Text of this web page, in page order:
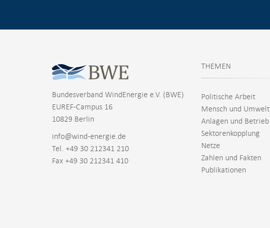
Bundesverband WindEnergie e.V. (BWE)
EUREF-Campus 16
10829 Berlin
info@wind-energie.de
Tel. +49 30 212341 210
Fax +49 30 212341 410
THEMEN
Politische Arbeit
Mensch und Umwelt
Anlagen und Betrieb
Sektorenkopplung
Netze
Zahlen und Fakten
Publikationen